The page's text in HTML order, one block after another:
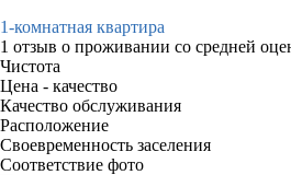
1-комнатная квартира
1 отзыв о проживании со средней
Чистота
Цена - качество
Качество обслуживания
Расположение
Своевременность заселения
Соответствие фото